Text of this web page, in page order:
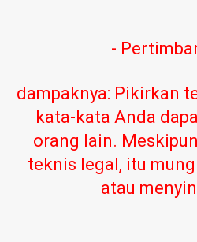
-
dampaknya: Pikirkan
kata-kata Anda
orang lain.
teknis legal, itu
atau